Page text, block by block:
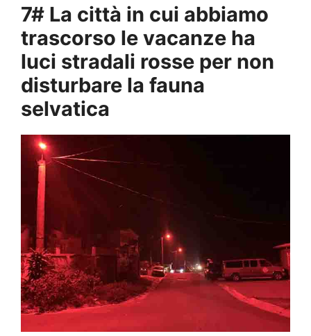
7# La città in cui abbiamo
trascorso le vacanze ha
luci stradali rosse per non
disturbare la fauna
selvatica